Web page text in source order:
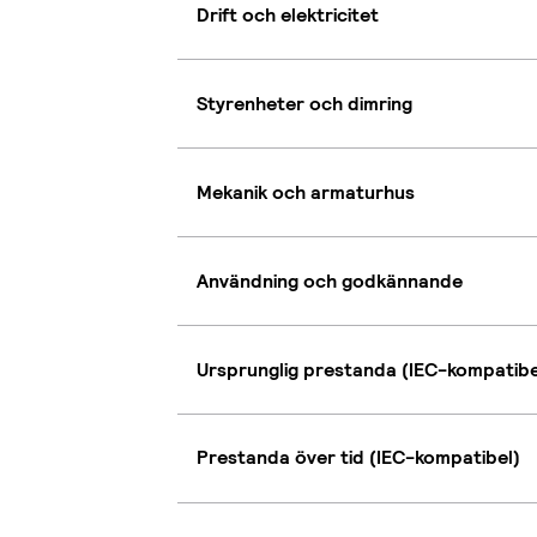
Drift och elektricitet
Styrenheter och dimring
Mekanik och armaturhus
Användning och godkännande
Ursprunglig prestanda (IEC-
Prestanda över tid (IEC-kompatibel)